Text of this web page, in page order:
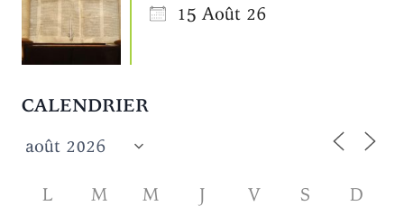
15 Août 26
CALENDRIER
L M M J V S D